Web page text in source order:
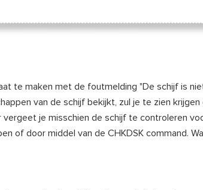
te maken met de foutmelding "De schijf is
van de schijf bekijkt, zul je te zien
je misschien de schijf te controleren
of door middel van de CHKDSK command.